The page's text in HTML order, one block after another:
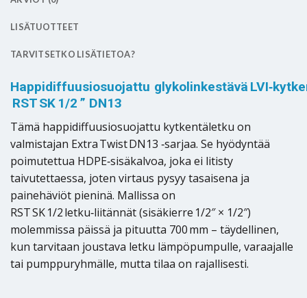
LISÄTUOTTEET
TARVITSETKO LISÄTIETOA?
Happidiffuusiosuojattu glykolinkestävä
RST SK 1/2 ” DN13
Tämä happidiffuusiosuojattu kytkentäletku on
valmistajan Extra Twist DN13 ‑sarjaa. Se hyödyntää
poimutettua HDPE‑sisäkalvoa, joka ei litisty
taivutettaessa, joten virtaus pysyy tasaisena ja
painehäviöt pieninä. Mallissa on
RST SK 1/2 letku‑liitännät (sisäkierre 1/2″ × 1/2″)
molemmissa päissä ja pituutta 700 mm – täydellinen,
kun tarvitaan joustava letku lämpöpumpulle, varaajalle
tai pumppuryhmälle, mutta tilaa on rajallisesti.